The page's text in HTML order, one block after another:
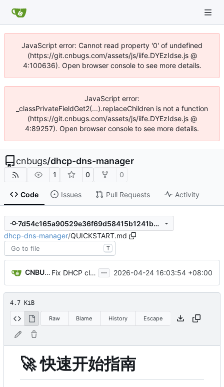
JavaScript error: Cannot read property '0' of undefined
(https://git.cnbugs.com/assets/js/iife.DYEzIdse.js @
4:100636). Open browser console to see more details.
JavaScript error:
_classPrivateFieldGet2(...).replaceChildren is not a function
(https://git.cnbugs.com/assets/js/iife.DYEzIdse.js @
4:89257). Open browser console to see more details.
cnbugs/dhcp-dns-manager
1 0 0
Code Issues Pull Requests Activity
7d54c165a90529e36f69d58415b1241bb5992026
dhcp-dns-manager/QUICKSTART.md
T
CNBUGS AI Fix DHCP client unable to get IP and config not persisting ... 2026-04-24 16:03:54 +08:00
4.7 KiB
Raw Blame History Escape
🚀快速开始指南